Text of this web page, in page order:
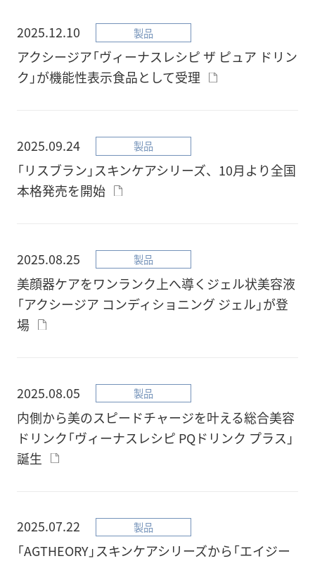
2025.12.10 製品
アクシージア「ヴィーナスレシピ ザ ピュア ドリン
ク」が機能性表示食品として受理
2025.09.24 製品
「リスブラン」スキンケアシリーズ、10月より全国
本格発売を開始
2025.08.25 製品
美顔器ケアをワンランク上へ導くジェル状美容液
「アクシージア コンディショニング ジェル」が登
場
2025.08.05 製品
内側から美のスピードチャージを叶える総合美容
ドリンク「ヴィーナスレシピ PQドリンク プラス」
誕生
2025.07.22 製品
「AGTHEORY」スキンケアシリーズから「エイジー